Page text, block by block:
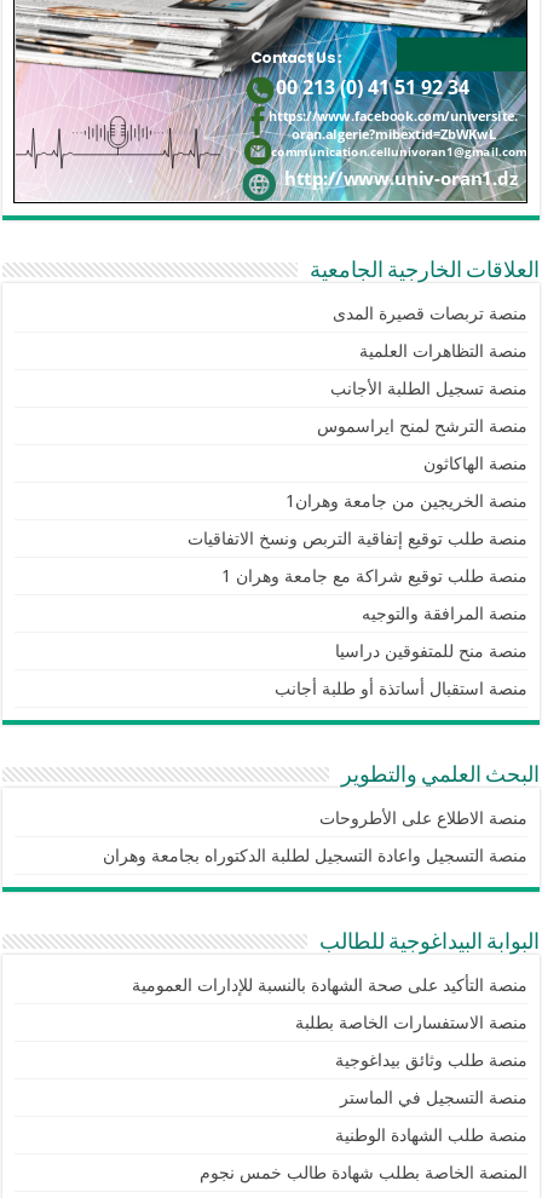
العلاقات الخارجية الجامعية
منصة تربصات قصيرة المدى
منصة التظاهرات العلمية
منصة تسجيل الطلبة الأجانب
منصة الترشح لمنح ايراسموس
منصة الهاكاثون
منصة الخريجين من جامعة وهران1
منصة طلب توقيع إتفاقية التربص ونسخ الاتفاقيات
منصة طلب توقيع شراكة مع جامعة وهران 1
منصة المرافقة والتوجيه
منصة منح للمتفوقين دراسيا
منصة استقبال أساتذة أو طلبة أجانب
البحث العلمي والتطوير
منصة الاطلاع على الأطروحات
منصة التسجيل واعادة التسجيل لطلبة الدكتوراه بجامعة وهران
البوابة البيداغوجية للطالب
منصة التأكيد على صحة الشهادة بالنسبة للإدارات العمومية
منصة الاستفسارات الخاصة بطلبة
منصة طلب وثائق بيداغوجية
منصة التسجيل في الماستر
منصة طلب الشهادة الوطنية
المنصة الخاصة بطلب شهادة طالب خمس نجوم